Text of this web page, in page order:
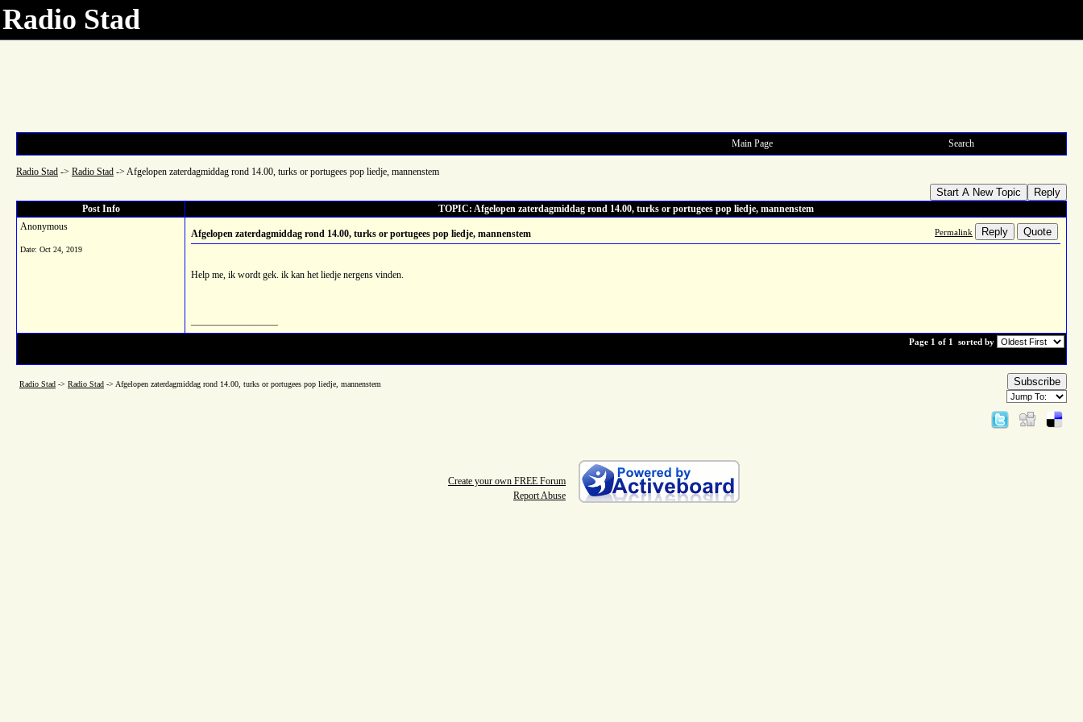
Radio Stad
Main Page Search
Radio Stad -> Radio Stad -> Afgelopen zaterdagmiddag rond 14.00, turks or portugees pop liedje, mannenstem
Start A New Topic Reply
Post Info
TOPIC: Afgelopen zaterdagmiddag rond 14.00, turks or portugees pop liedje, mannenstem
Anonymous
Date: Oct 24, 2019
Afgelopen zaterdagmiddag rond 14.00, turks or portugees pop liedje, mannenstem Permalink Reply Quote
Help me, ik wordt gek. ik kan het liedje nergens vinden.
Page 1 of 1 sorted by
Radio Stad -> Radio Stad -> Afgelopen zaterdagmiddag rond 14.00, turks or portugees pop liedje, mannenstem Subscribe
Create your own FREE Forum
Report Abuse